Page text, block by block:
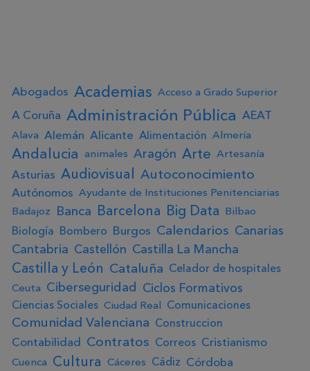
Abogados Academias Acceso a Grado Superior
A Coruña Administración Pública AEAT
Alava Alemán Alicante Alimentación Almería
Andalucia animales Aragón Arte Artesanía
Asturias Audiovisual Autoconocimiento
Autónomos Ayudante de Instituciones Penitenciarias
Badajoz
Banca Barcelona Big Data Bilbao
Biología Bombero Burgos Calendarios Canarias
Cantabria Castellón Castilla La Mancha
Castilla y León Cataluña Celador de hospitales
Ceuta Ciberseguridad Ciclos Formativos
Ciencias Sociales Ciudad Real Comunicaciones
Comunidad Valenciana Construccion
Contabilidad Contratos Correos Cristianismo
Cuenca Cultura Cáceres Cádiz Córdoba